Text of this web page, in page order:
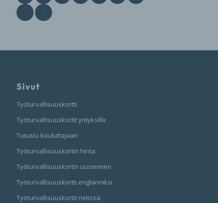
› »
Sivut
Työturvallisuuskortti
Työturvallisuuskortit yrityksille
Tutustu kouluttajaan
Työturvallisuuskortin hinta
Työturvallisuuskortin uusiminen
Työturvallisuuskortti englanniksi
Työturvallisuuskortti netissä